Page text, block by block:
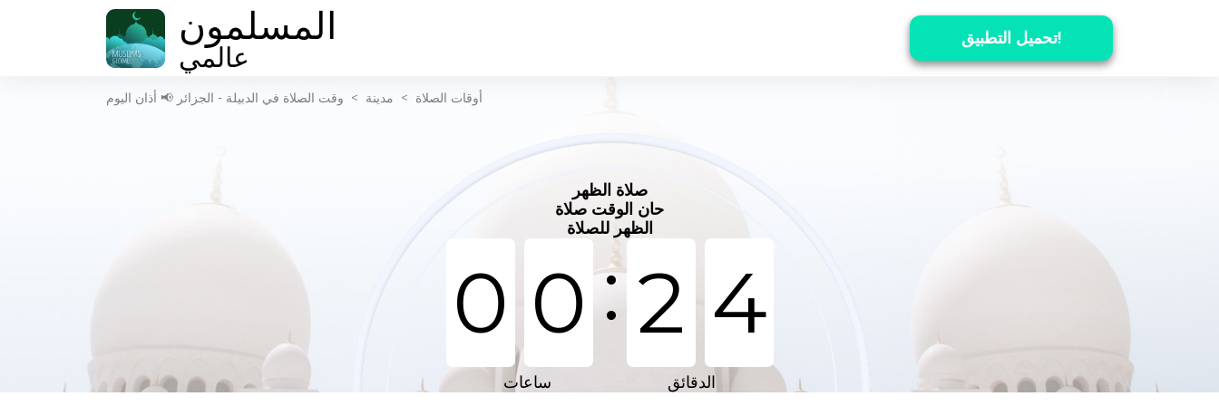
المسلمون
عالمي تحميل التطبيق!
أوقات الصلاة > مدينة > وقت الصلاة في الدبيلة - الجزائر 📢 أذان اليوم
صلاة الظهر
حان الوقت صلاة
الظهر للصلاة
0 0:2 4
ساعات الدقائق